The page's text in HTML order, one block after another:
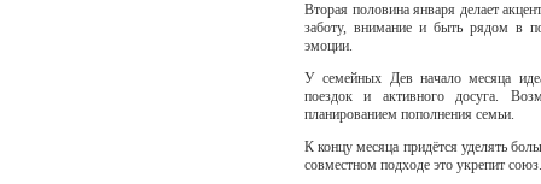
Вторая половина января делает
заботу, внимание и быть рядом в
эмоции.
У семейных Дев начало месяца
поездок и активного досуга.
планированием пополнения семьи.
К концу месяца придётся уделять
совместном подходе это укрепит союз.